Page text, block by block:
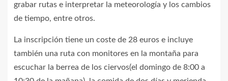
grabar rutas e interpretar la meteorología y los cambios
de tiempo, entre otros.
La inscripción tiene un coste de 28 euros e incluye
también una ruta con monitores en la montaña para
escuchar la berrea de los ciervos(el domingo de 8:00 a